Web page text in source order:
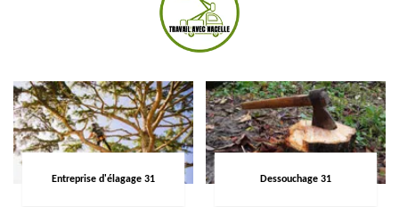
Entreprise d'élagage 31 Dessouchage 31